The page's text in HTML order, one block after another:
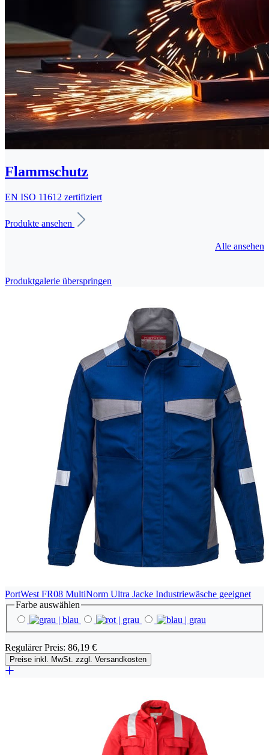
Flammschutz
EN ISO 11612 zertifiziert
Produkte ansehen
Alle ansehen
Produktgalerie überspringen
PortWest FR08 MultiNorm Ultra Jacke Industriewäsche geeignet
Farbe auswählen
Regulärer Preis: 86,19 €
Preise inkl. MwSt. zzgl. Versandkosten